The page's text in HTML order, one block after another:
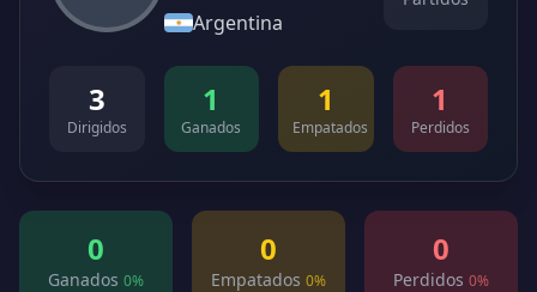
Argentina
3
Dirigidos
1
Ganados
1
Empatados
1
Perdidos
0
Ganados 0%
0
Empatados 0%
0
Perdidos 0%